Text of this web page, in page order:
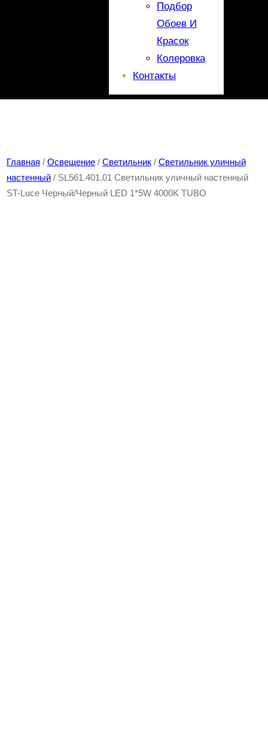
Подбор
Обоев И
Красок
Колеровка
Контакты
Главная / Освещение/ Светильник/ Светильник уличный
настенный/ SL561.401.01 Светильник уличный настенный
ST-Luce Черный/Черный LED 1*5W 4000K TUBO